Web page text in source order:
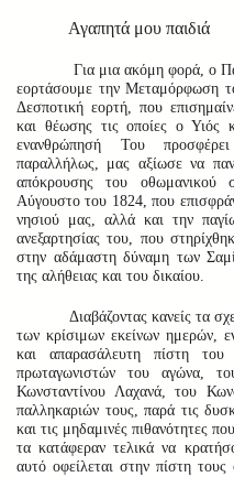
Αγαπητά μου παιδιά
Για μια ακόμη φορά, ο
εορτάσουμε την Μεταμόρφωση
Δεσποτική εορτή, που
και θέωσης τις οποίες ο
ενανθρώπησή Του
παραλλήλως, μας αξίωσε να
απόκρουσης του
Αύγουστο του 1824, που
νησιού μας, αλλά και την
ανεξαρτησίας του, που
στην αδάμαστη δύναμη των
της αλήθειας και του δικαίου.
Διαβάζοντας κανείς τα
των κρίσιμων εκείνων ημερών,
και απαρασάλευτη πίστη
πρωταγωνιστών του αγώνα,
Κωνσταντίνου Λαχανά, του
παλληκαριών τους, παρά τις
και τις μηδαμινές πιθανότητες
τα κατάφεραν τελικά να
αυτό οφείλεται στην πίστη